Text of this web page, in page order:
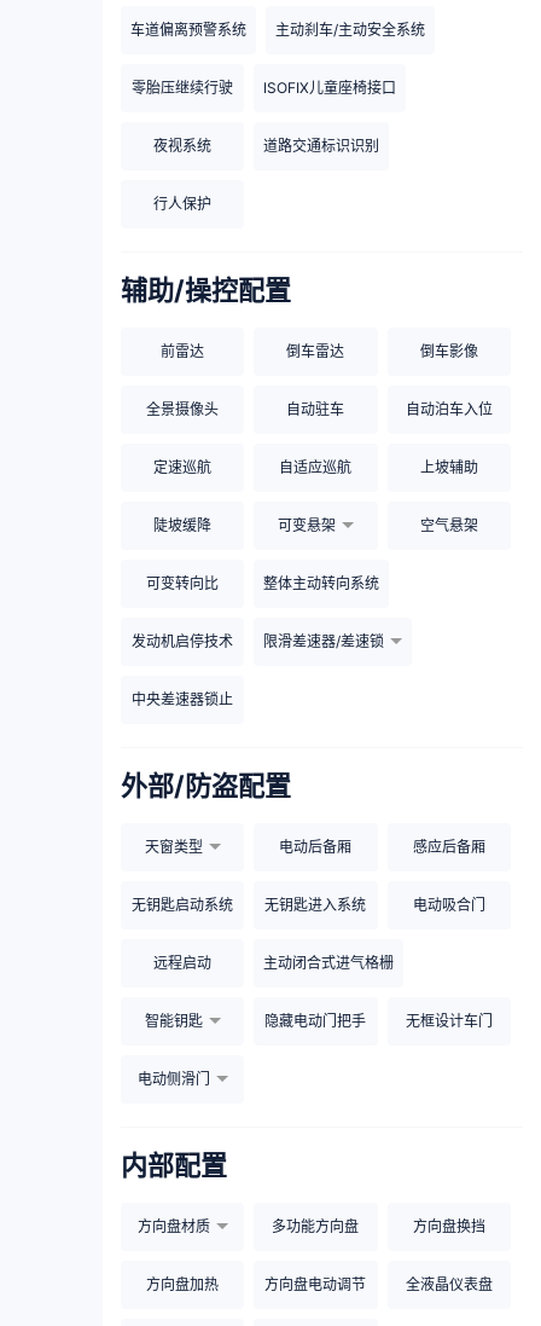
车道偏离预警系统 主动刹车/主动安全系统
零胎压继续行驶 ISOFIX儿童座椅接口
夜视系统 道路交通标识识别
行人保护
辅助/操控配置
前雷达 倒车雷达 倒车影像
全景摄像头 自动驻车 自动泊车入位
定速巡航 自适应巡航 上坡辅助
陡坡缓降 可变悬架 空气悬架
可变转向比 整体主动转向系统
发动机启停技术 限滑差速器/差速锁
中央差速器锁止
外部/防盗配置
天窗类型 电动后备厢 感应后备厢
无钥匙启动系统 无钥匙进入系统 电动吸合门
远程启动 主动闭合式进气格栅
智能钥匙 隐藏电动门把手 无框设计车门
电动侧滑门
内部配置
方向盘材质 多功能方向盘 方向盘换挡
方向盘加热 方向盘电动调节 全液晶仪表盘